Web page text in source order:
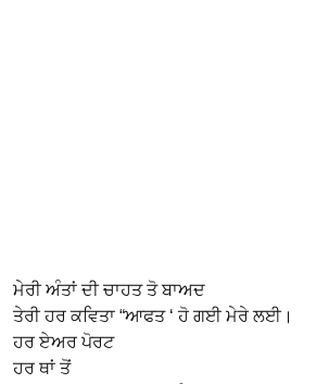
ਮੇਰੀ ਅੰਤਾਂ ਦੀ ਚਾਹਤ ਤੋ ਬਾਅਦ
ਤੇਰੀ ਹਰ ਕਵਿਤਾ “ਆਫਤ ‘ ਹੋ ਗਈ ਮੇਰੇ ਲਈ।
ਹਰ ਏਅਰ ਪੋਰਟ
ਹਰ ਥਾਂ ਤੋਂ